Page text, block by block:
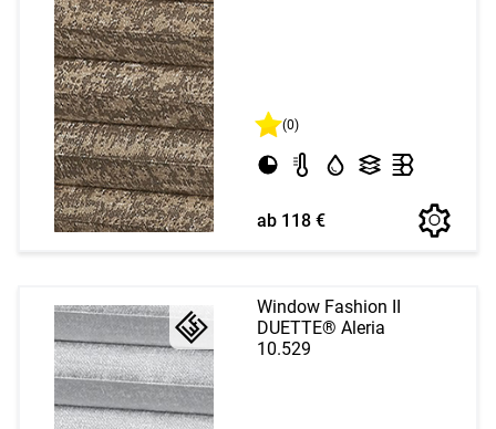
(0)
ab 118 €
Window Fashion II
DUETTE® Aleria
10.529